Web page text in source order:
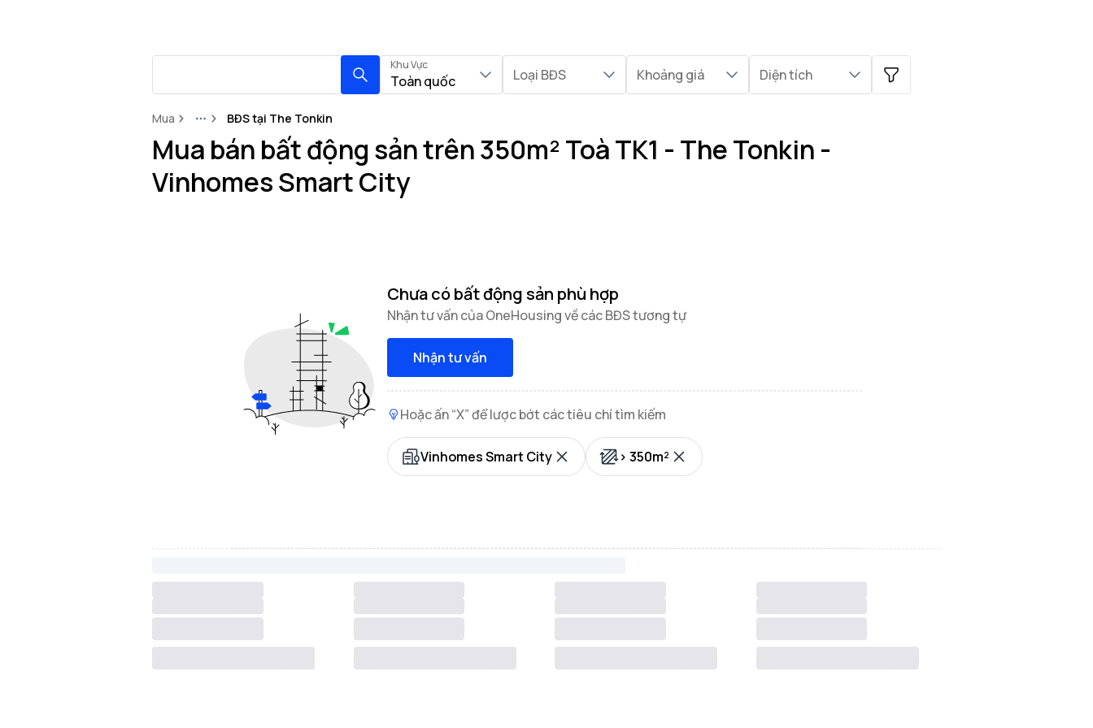
Khu Vực
Toàn quốc Loại BĐS Khoảng giá Diện tích
Mua MoreBĐS tại The Tonkin
Mua bán bất động sản trên 350m² Toà TK1 - The Tonkin -
Vinhomes Smart City
Chưa có bất động sản phù hợp
Nhận tư vấn của OneHousing về các BĐS tương tự
Nhận tư vấn
Hoặc ấn “X” để lược bớt các tiêu chí tìm kiếm
Vinhomes Smart City > 350m²